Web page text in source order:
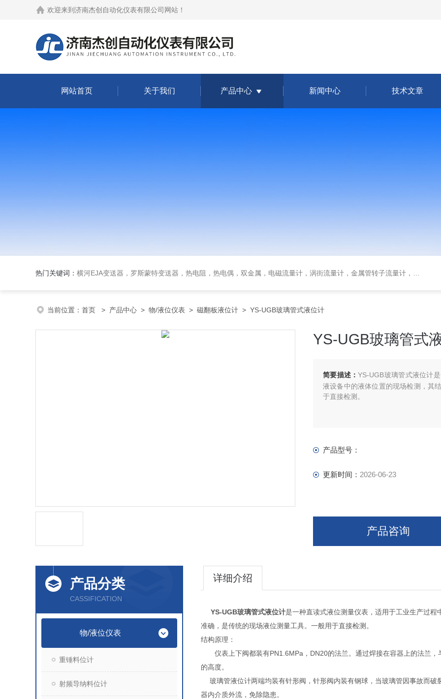
欢迎来到 济南杰创自动化仪表有限公司网站 ！
网站首页 关于我们 产品中心 新闻中心 技术文章
热门关键词： 横河EJA变送器，罗斯蒙特变送器，热电阻，热电偶，双金属，电磁流量计，涡街流量计，金属管转子流量计，磁翻板液位计，超声波液位计
当前位置： 首页 > 产品中心 > 物/液位仪表 > 磁翻板液位计 > YS-UGB玻璃管式液位计
YS-UGB玻璃管式
简要描述：YS-UGB玻璃管式液位计
液设备中的液体位置的现场检测，其
于直接检测。
产品型号：
更新时间： 2026-06-23
产品咨询
产品分类
CASSIFICATION
物/液位仪表
重锤料位计
射频导纳料位计
详细介绍
YS-UGB玻璃管式液位计是一种直读式液位测量仪表，适用于工业生产过
准确，是传统的现场液位测量工具。一般用于直接检测。
结构原理：
仪表上下阀都装有PN1.6MPa，DN20的法兰。通过焊接在容器上的法兰，
的高度。
玻璃管液位计两端均装有针形阀，针形阀内装有钢球，当玻璃管因事故而破
器内介质外流，免除隐患。